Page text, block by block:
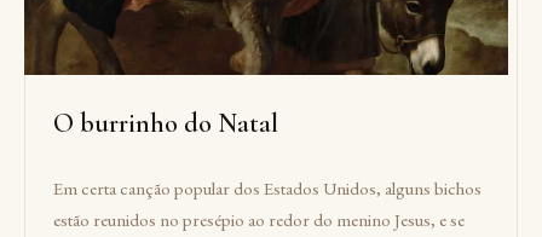
O burrinho do Natal
Em certa canção popular dos Estados Unidos, alguns bichos
estão reunidos no presépio ao redor do menino Jesus, e se